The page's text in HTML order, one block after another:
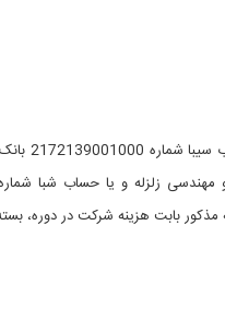
2- اصل
بابت هزینه شرکت در دوره،